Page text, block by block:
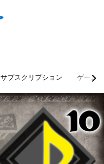
サブスクリプション ゲーム